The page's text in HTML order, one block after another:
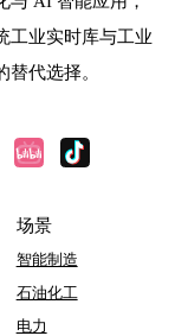
工业实时库与工业
代选择。
场景
智能制造
石油化工
电力